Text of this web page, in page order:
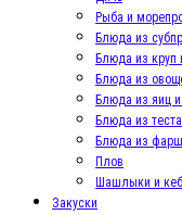
Рыба и
Блюда из
Блюда из круп
Блюда из
Блюда из яиц
Блюда из теста
Блюда из
Плов
Шашлыки и
Закуски